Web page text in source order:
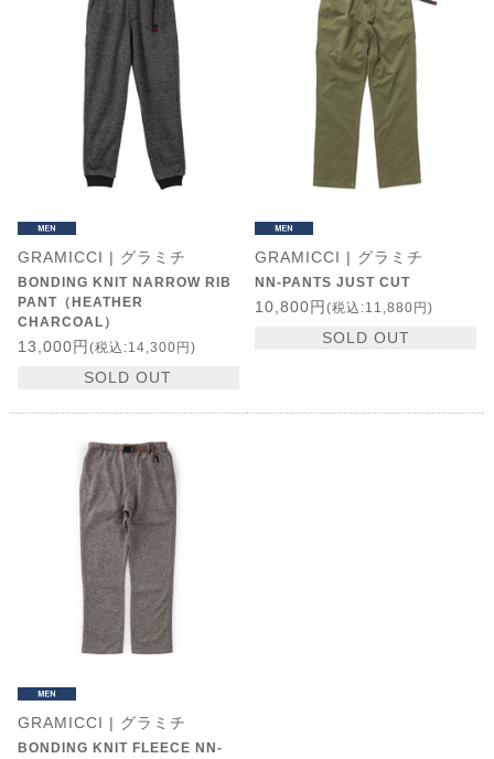
GRAMICCI | グラミチ
BONDING KNIT NARROW RIB
PANT（HEATHER
CHARCOAL）
13,000円 (税込:14,300円)
SOLD OUT
GRAMICCI | グラミチ
NN-PANTS JUST CUT
10,800円 (税込:11,880円)
SOLD OUT
GRAMICCI | グラミチ
BONDING KNIT FLEECE NN-